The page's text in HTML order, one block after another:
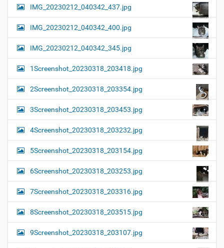
IMG_20230212_040342_437.jpg
IMG_20230212_040342_400.jpg
IMG_20230212_040342_345.jpg
1Screenshot_20230318_203418.jpg
2Screenshot_20230318_203354.jpg
3Screenshot_20230318_203453.jpg
4Screenshot_20230318_203232.jpg
5Screenshot_20230318_203154.jpg
6Screenshot_20230318_203253.jpg
7Screenshot_20230318_203316.jpg
8Screenshot_20230318_203515.jpg
9Screenshot_20230318_203107.jpg